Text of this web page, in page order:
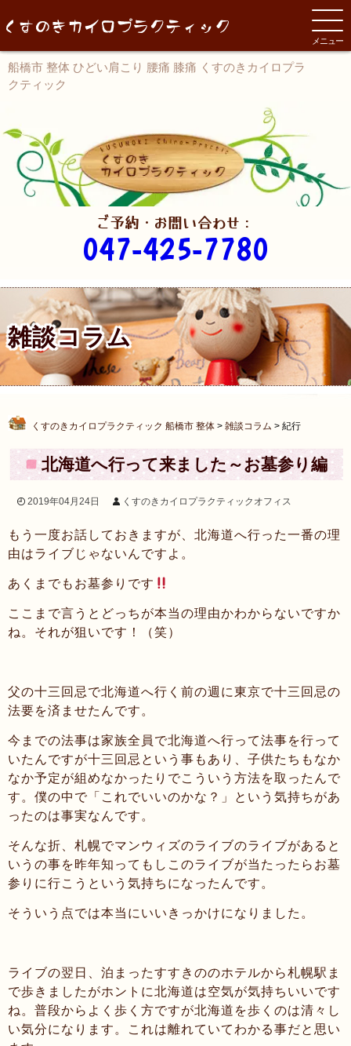
船橋市 整体 ひどい肩こり 腰痛 膝痛 くすのきカイロプラ
クティック
ご予約・お問い合わせ：
047-425-7780
雑談コラム
くすのきカイロプラクティック 船橋市 整体 > 雑談コラム > 紀行
北海道へ行って来ました～お墓参り編
2019年04月24日 くすのきカイロプラクティックオフィス
もう一度お話しておきますが、北海道へ行った一番の理
由はライブじゃないんですよ。
あくまでもお墓参りです
ここまで言うとどっちが本当の理由かわからないですか
ね。それが狙いです！（笑）
父の十三回忌で北海道へ行く前の週に東京で十三回忌の
法要を済ませたんです。
今までの法事は家族全員で北海道へ行って法事を行って
いたんですが十三回忌という事もあり、子供たちもなか
なか予定が組めなかったりでこういう方法を取ったんで
す。僕の中で「これでいいのかな？」という気持ちがあ
ったのは事実なんです。
そんな折、札幌でマンウィズのライブのライブがあると
いうの事を昨年知ってもしこのライブが当たったらお墓
参りに行こうという気持ちになったんです。
そういう点では本当にいいきっかけになりました。
ライブの翌日、泊まったすすきののホテルから札幌駅ま
で歩きましたがホントに北海道は空気が気持ちいいです
ね。普段からよく歩く方ですが北海道を歩くのは清々し
い気分になります。これは離れていてわかる事だと思い
次の投稿へ >>
メニュー